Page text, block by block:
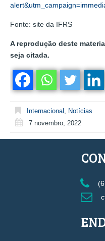
Fonte: site da IFRS
A reprodução deste
seja citada.
Internacional
Notícias
7 novembro, 2022